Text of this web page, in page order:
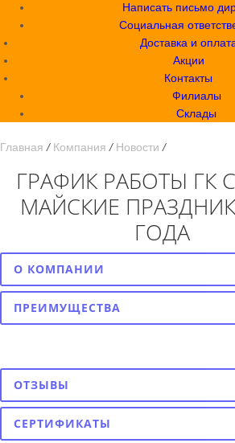
Написать письмо
Социальная
Доставка и
Акции
Контакты
Филиалы
Склады
Главная / Компания / Новости /
ГРАФИК РАБОТЫ ГК
МАЙСКИЕ
ГОДА
О КОМПАНИИ
ПРЕИМУЩЕСТВА
ОТЗЫВЫ
СЕРТИФИКАТЫ